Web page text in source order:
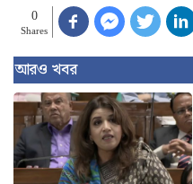
0
Shares
আরও খবর